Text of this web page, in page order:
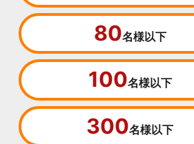
80名様以下
100名様以下
300名様以下